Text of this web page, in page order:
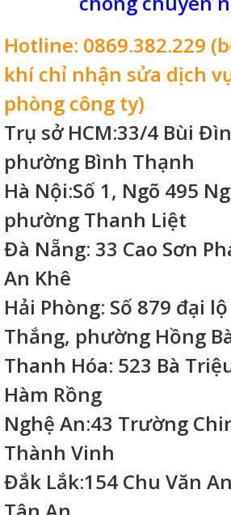
Hotline: 0869.382.229
khí chỉ nhận sửa dịch
phòng công ty)
Trụ sở HCM:33/4 Bùi
phường Bình Thạnh
Hà Nội:Số 1, Ngõ 495
phường Thanh Liệt
Đà Nẵng: 33 Cao Sơn
An Khê
Hải Phòng: Số 879 đại
Thắng, phường Hồng
Thanh Hóa: 523 Bà
Hàm Rồng
Nghệ An:43 Trường
Thành Vinh
Đắk Lắk:154 Chu Văn